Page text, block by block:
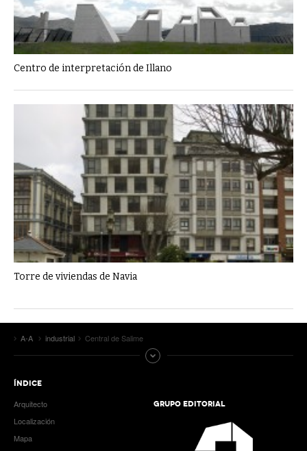
Centro de interpretación de Illano
Torre de viviendas de Navia
A-A industrial Central de Salime
ÍNDICE
Arquitecto
Localización
Mapa
GRUPO EDITORIAL